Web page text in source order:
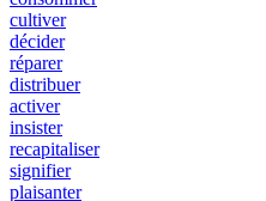
cultiver
décider
réparer
distribuer
activer
insister
recapitaliser
signifier
plaisanter